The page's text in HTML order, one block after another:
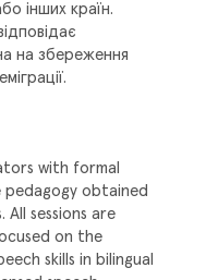
інших країн.
на збереження
with formal
pedagogy obtained
All sessions are
on the
skills in bilingual